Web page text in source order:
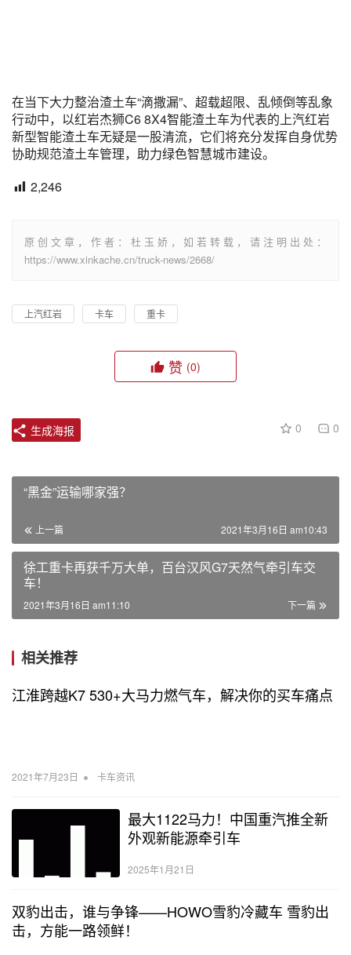
在当下大力整治渣土车“滴撒漏”、超载超限、乱倾倒等乱象
行动中，以红岩杰狮C6 8X4智能渣土车为代表的上汽红岩
新型智能渣土车无疑是一股清流，它们将充分发挥自身优势
协助规范渣土车管理，助力绿色智慧城市建设。
2,246
原创文章，作者：杜玉娇，如若转载，请注明出处：
https://www.xinkache.cn/truck-news/2668/
上汽红岩 卡车 重卡
赞 (0)
0 0
生成海报
“黑金”运输哪家强？
上一篇 2021年3月16日 am10:43
徐工重卡再获千万大单，百台汉风G7天然气牵引车交
车！
下一篇
2021年3月16日 am11:10
相关推荐
江淮跨越K7 530+大马力燃气车，解决你的买车痛点
2021年7月23日 • 卡车资讯
最大1122马力！中国重汽推全新
外观新能源牵引车
2025年1月21日
双豹出击，谁与争锋——HOWO雪豹冷藏车 雪豹出
击，方能一路领鲜！